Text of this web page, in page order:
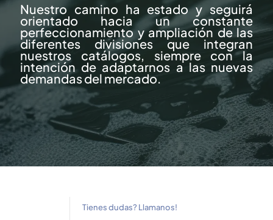
Nuestro camino ha estado y seguirá
orientado hacia un constante
perfeccionamiento y ampliación de las
diferentes divisiones que integran
nuestros catálogos, siempre con la
intención de adaptarnos a las nuevas
demandas del mercado.
Tienes dudas? Llamanos!